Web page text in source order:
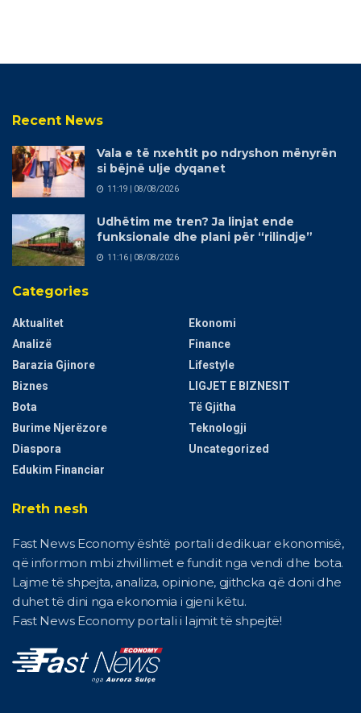
Recent News
Vala e të nxehtit po ndryshon mënyrën
si bëjnë ulje dyqanet
11:19 | 08/08/2026
Udhëtim me tren? Ja linjat ende
funksionale dhe plani për “rilindje”
11:16 | 08/08/2026
Categories
Aktualitet
Analizë
Barazia Gjinore
Biznes
Bota
Burime Njerëzore
Diaspora
Edukim Financiar
Ekonomi
Finance
Lifestyle
LIGJET E BIZNESIT
Të Gjitha
Teknologji
Uncategorized
Rreth nesh
Fast News Economy është portali dedikuar ekonomisë,
që informon mbi zhvillimet e fundit nga vendi dhe bota.
Lajme të shpejta, analiza, opinione, gjithcka që doni dhe
duhet të dini nga ekonomia i gjeni këtu.
Fast News Economy portali i lajmit të shpejtë!